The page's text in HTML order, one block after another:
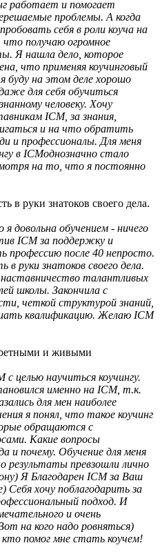
работает и помогает
проблемы. А когда
себя в роли коуча на
что получаю огромное
Я нашла дело, которое
что применяя коучинговый
буду на этом деле хорошо
для себя обучиться
человеку. Хочу
ICM, за знания,
и на что обратить
и профессионалы. Для меня
в ICMоднозначно стало
на то, что я постоянно
в руки знатоков своего дела.
довольна обучением - ничего
ICM за поддержку и
профессию после 40 непросто.
руки знатоков своего дела.
наставничество талантливых
школы. Закончила с
четкой структурой знаний,
квалификацию. Желаю ICM
и живыми
целью научиться коучингу.
именно на ICM, т.к.
для мен наиболее
я понял, что такое коучинг
обращаются с
Какие вопросы
и почему. Обучение для меня
результаты превзошли лично
Я Благодарен ICM за Ваш
Себя хочу поблагодарить за
подход. И
и очень
на кого надо ровняться)
помог мне стать коучем!